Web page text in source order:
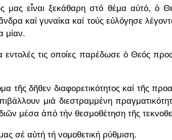
μας εἶναι ξεκάθαρη στό θέμα αὐτό, ὁ
καί γυναίκα καί τούς εὐλόγησε
μίαν.
τις οποίες παρέδωσε ὁ Θεός
τῆς δῆθεν διαφορετικότητος καί τῆς
μιά διεστραμμένη
μέσα ἀπό τήν θεσμοθέτηση τῆς
σέ αὐτή τή νομοθετική ρύθμιση.